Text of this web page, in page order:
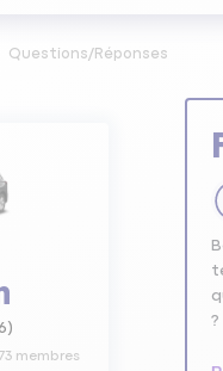
Questions/Réponses
)
membres
?